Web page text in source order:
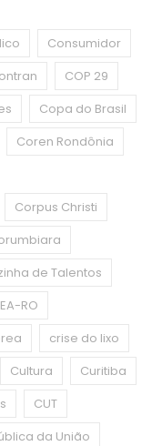
Consumidor
COP 29
Copa do Brasil
Coren Rondônia
Corpus Christi
de Talentos
RO
crise do lixo
Cultura
Curitiba
CUT
da União